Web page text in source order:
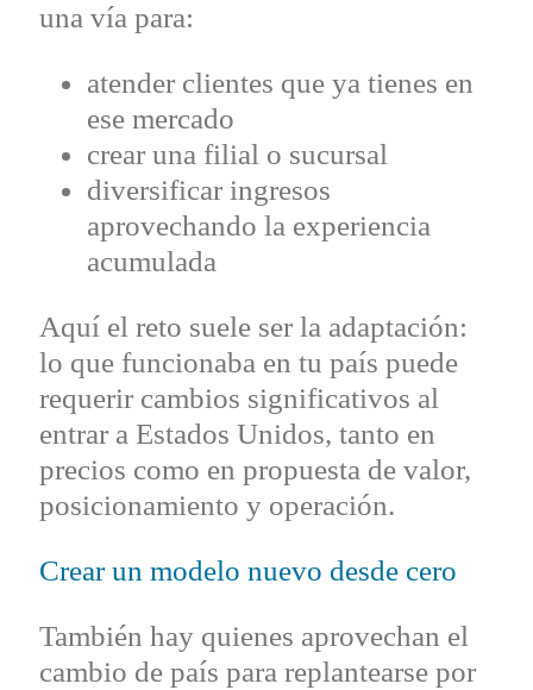
una vía para:
atender clientes que ya tienes en
ese mercado
crear una filial o sucursal
diversificar ingresos
aprovechando la experiencia
acumulada
Aquí el reto suele ser la adaptación:
lo que funcionaba en tu país puede
requerir cambios significativos al
entrar a Estados Unidos, tanto en
precios como en propuesta de valor,
posicionamiento y operación.
Crear un modelo nuevo desde cero
También hay quienes aprovechan el
cambio de país para replantearse por